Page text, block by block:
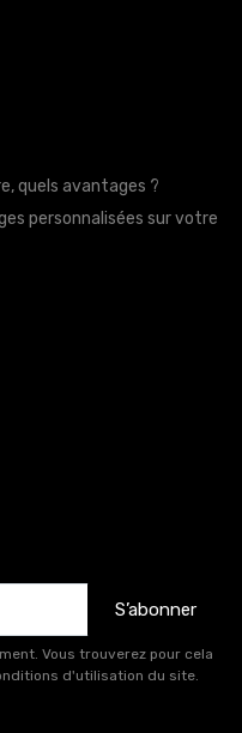
quels avantages ?
personnalisées sur votre
S’abonner
Vous trouverez pour cela
d'utilisation du site.